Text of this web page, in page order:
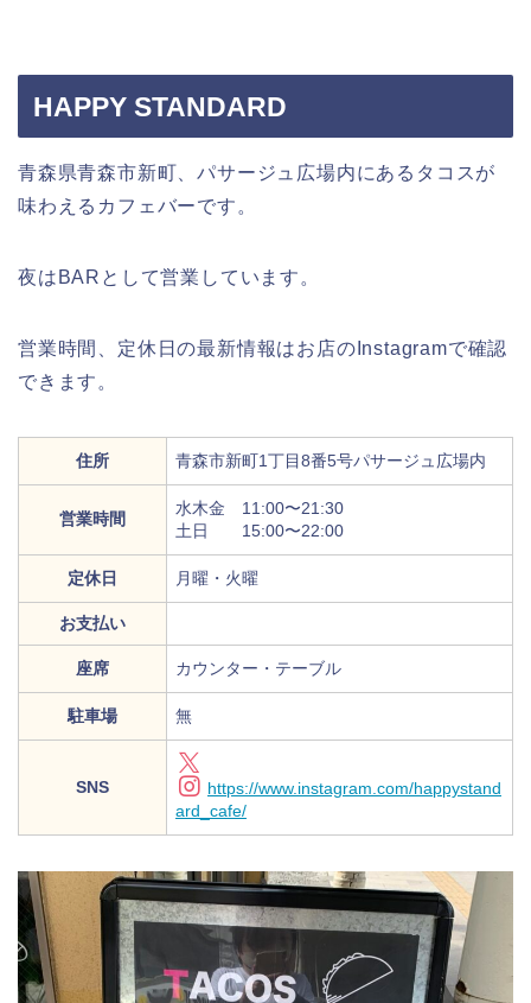
HAPPY STANDARD
青森県青森市新町、パサージュ広場内にあるタコスが
味わえるカフェバーです。
夜はBARとして営業しています。
営業時間、定休日の最新情報はお店のInstagramで確認
できます。
住所 青森市新町1丁目8番5号パサージュ広場内
営業時間
水木金 11:00〜21:30
土日 15:00〜22:00
定休日 月曜・火曜
お支払い
座席 カウンター・テーブル
駐車場 無
SNS
https://www.instagram.com/happystand
ard_cafe/